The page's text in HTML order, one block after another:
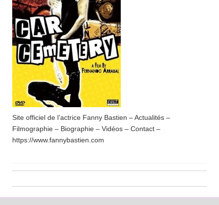
Site officiel de l’actrice Fanny Bastien – Actualités –
Filmographie – Biographie – Vidéos – Contact –
https://www.fannybastien.com